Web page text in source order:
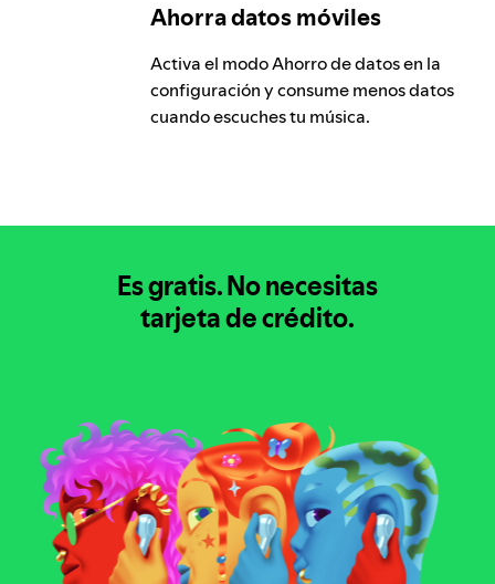
Ahorra datos móviles
Activa el modo Ahorro de datos en la
configuración y consume menos datos
cuando escuches tu música.
Es gratis.No necesitas
tarjeta de crédito.